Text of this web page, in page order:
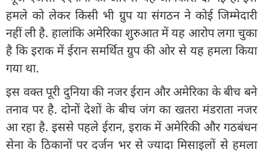
हमले को लेकर किसी भी ग्रुप या संगठन ने कोई जिम्मेदारी
नहीं ली है. हालांकि अमेरिका शुरुआत में यह आरोप लगा चुका
है कि इराक में ईरान समर्थित ग्रुप की ओर से यह हमला किया
गया था.
इस वक्त पूरी दुनिया की नजर ईरान और अमेरिका के बीच बने
तनाव पर है. दोनों देशों के बीच जंग का खतरा मंडराता नजर
आ रहा है. इससे पहले ईरान, इराक में अमेरिकी और गठबंधन
सेना के ठिकानों पर दर्जन भर से ज्यादा मिसाइलों से हमला